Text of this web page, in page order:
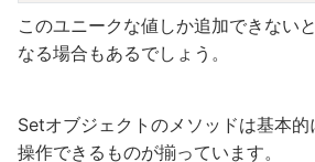
このユニークな値しか追加できない
なる場合もあるでしょう。
Setオブジェクトのメソッドは基本
操作できるものが揃っています。